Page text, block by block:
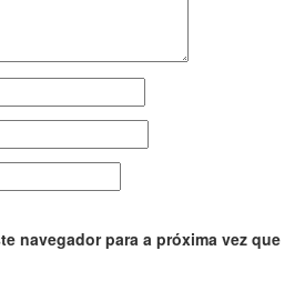
navegador para a próxima vez que